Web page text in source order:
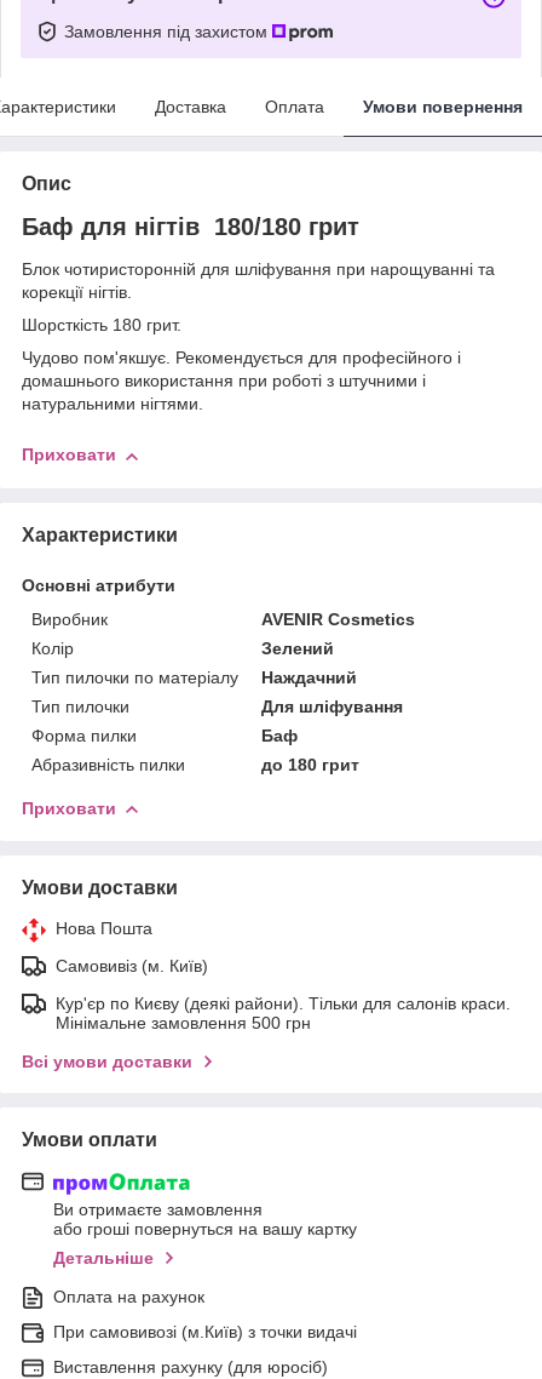
Замовлення під захистом
Доставка Оплата Умови повернення
Опис
Баф для нігтів 180/180 грит
Блок чотиристоронній для шліфування при нарощуванні та
корекції нігтів.
Шорсткість 180 грит.
Чудово пом'якшує. Рекомендується для професійного і
домашнього використання при роботі з штучними і
натуральними нігтями.
Приховати
Характеристики
Основні атрибути
Виробник
AVENIR Cosmetics
Колір
Зелений
Тип пилочки по матеріалу
Наждачний
Тип пилочки
Для шліфування
Форма пилки
Баф
Абразивність пилки
до 180 грит
Приховати
Умови доставки
Нова Пошта
Самовивіз (м. Київ)
Кур'єр по Києву (деякі райони). Тільки для салонів краси.
Мінімальне замовлення 500 грн
Всі умови доставки
Умови оплати
Ви отримаєте замовлення
або гроші повернуться на вашу картку
Детальніше
Оплата на рахунок
При самовивозі (м.Київ) з точки видачі
Виставлення рахунку (для юросіб)